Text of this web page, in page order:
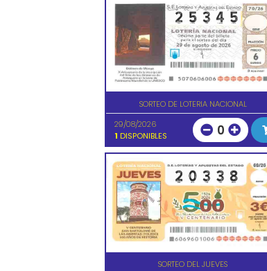
SORTEO DE LOTERIA NACIONAL
29/08/2026
1 DISPONIBLES 0
SORTEO DEL JUEVES